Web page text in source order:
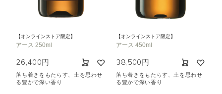
【オンラインストア限定】
アース 250ml
26,400円
落ち着きをもたらす、土を思わせ
る豊かで深い香り
【オンラインストア限定】
アース 450ml
38,500円
落ち着きをもたらす、土を思わせ
る豊かで深い香り